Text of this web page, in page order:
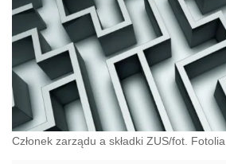
Członek zarządu a składki ZUS/fot. Fotolia